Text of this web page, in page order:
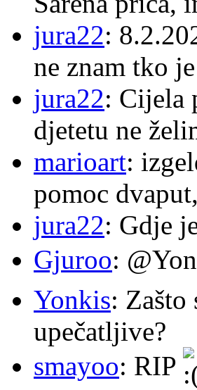
jura22:
ne znam tko
jura22: Cijela
djetetu ne
marioart:
pomoc
jura22: Gdje
Gjuroo:
Yonkis: Zašto
upečatljive?
smayoo: RIP